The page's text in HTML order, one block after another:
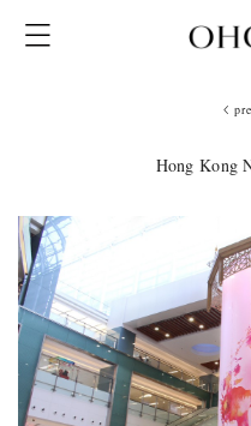
Hong Kong